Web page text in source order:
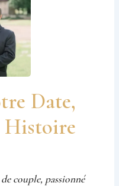
Date,
Histoire
couple, passionné